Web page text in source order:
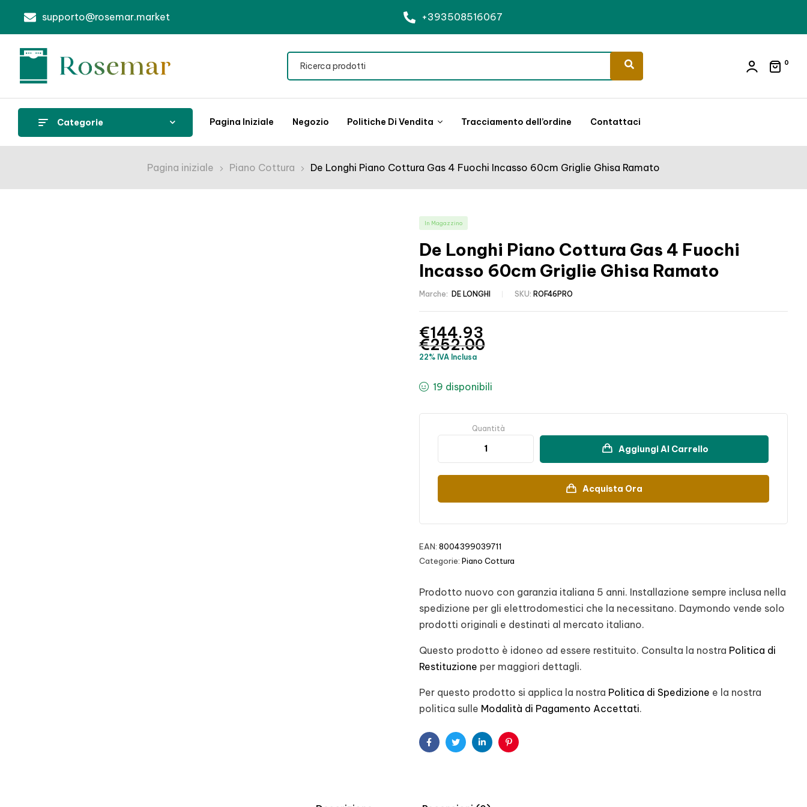
supporto@rosemar.market +393508516067
0
Categorie Pagina Iniziale Negozio Politiche Di Vendita Tracciamento dell’ordine Contattaci
Pagina iniziale Piano Cottura De Longhi Piano Cottura Gas 4 Fuochi Incasso 60cm Griglie Ghisa Ramato
In Magazzino
De Longhi Piano Cottura Gas 4 Fuochi
Incasso 60cm Griglie Ghisa Ramato
Marche: DE LONGHI SKU: ROF46PRO
€252.00
€144.93
22% IVA Inclusa
19 disponibili
Quantità
Aggiungi Al Carrello
Acquista Ora
EAN: 8004399039711
Categorie: Piano Cottura
Prodotto nuovo con garanzia italiana 5 anni. Installazione sempre inclusa nella
spedizione per gli elettrodomestici che la necessitano. Daymondo vende solo
prodotti originali e destinati al mercato italiano.
Questo prodotto è idoneo ad essere restituito. Consulta la nostra Politica di
Restituzione per maggiori dettagli.
Per questo prodotto si applica la nostra Politica di Spedizione e la nostra
politica sulle Modalità di Pagamento Accettati.
FacebookTwitterLinkedinPinterest